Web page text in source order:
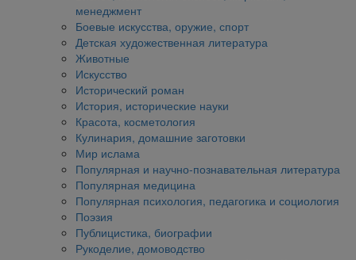
менеджмент
Боевые искусства, оружие, спорт
Детская художественная литература
Животные
Искусство
Исторический роман
История, исторические науки
Красота, косметология
Кулинария, домашние заготовки
Мир ислама
Популярная и научно-познавательная литература
Популярная медицина
Популярная психология, педагогика и социология
Поэзия
Публицистика, биографии
Рукоделие, домоводство